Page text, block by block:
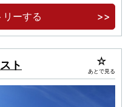
全303邸の大規模マン
ーする
ト あとで見る